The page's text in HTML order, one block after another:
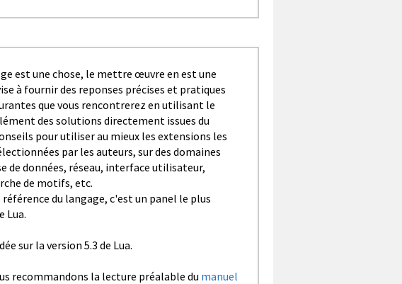
est une chose, le mettre œuvre en est une
à fournir des reponses précises et pratiques
que vous rencontrerez en utilisant le
des solutions directement issues du
pour utiliser au mieux les extensions les
par les auteurs, sur des domaines
de données, réseau, interface utilisateur,
de motifs, etc.
du langage, c'est un panel le plus
Lua.
sur la version 5.3 de Lua.
recommandons la lecture préalable du manuel